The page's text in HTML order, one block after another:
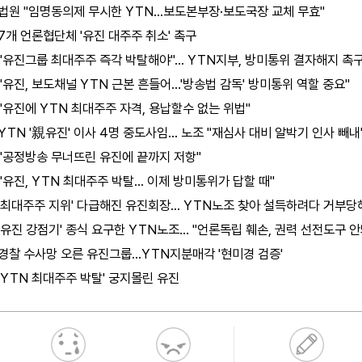
원 "임명동의제 무시한 YTN...보도본부장·보도국장 교체 무효"
개 언론협단체 '유진 대주주 취소' 촉구
진그룹 최대주주 즉각 박탈해야"… YTN지부, 방미통위 결자해지 촉
진, 보도채널 YTN 근본 흔들어...'방송법 감독' 방미통위 역할 중요"
진에 YTN 최대주주 자격, 용납할수 없는 위법"
'親유진' 이사 4명 중도사임… 노조 "재심사 대비 알박기 인사 빼
정방송 무너뜨린 유진에 끝까지 저항"
진, YTN 최대주주 박탈… 이제 방미통위가 답할 때"
대주주 지위' 다급해진 유진회장… YTN노조 찾아 설득하려다 거부당
진 강점기' 종식 요구한 YTN노조... "언론독립 훼손, 권력 선전도구
찰 수사망 오른 유진그룹…YTN지분매각 '현미경 검증'
최대주주 박탈' 궁지몰린 유진